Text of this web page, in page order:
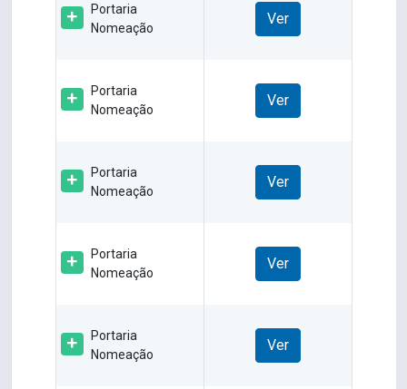
Portaria
Nomeação
Ver
Portaria
Nomeação
Ver
Portaria
Nomeação
Ver
Portaria
Nomeação
Ver
Portaria
Nomeação
Ver